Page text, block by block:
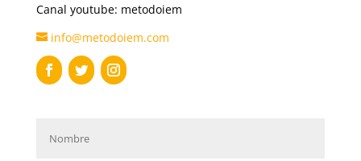
Canal youtube: metodoiem
info@metodoiem.com